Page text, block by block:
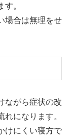
。
場合は無理をせ
ながら症状の改
になります。
けにくい寝方で